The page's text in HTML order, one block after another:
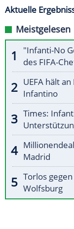
Aktuelle
Meistgelesen
"Infanti-No
des FIFA-
UEFA hält
Infantino
Times:
Madrid
Torlos
Wolfsburg